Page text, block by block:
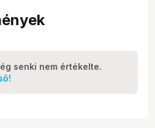
senki nem értékelte.